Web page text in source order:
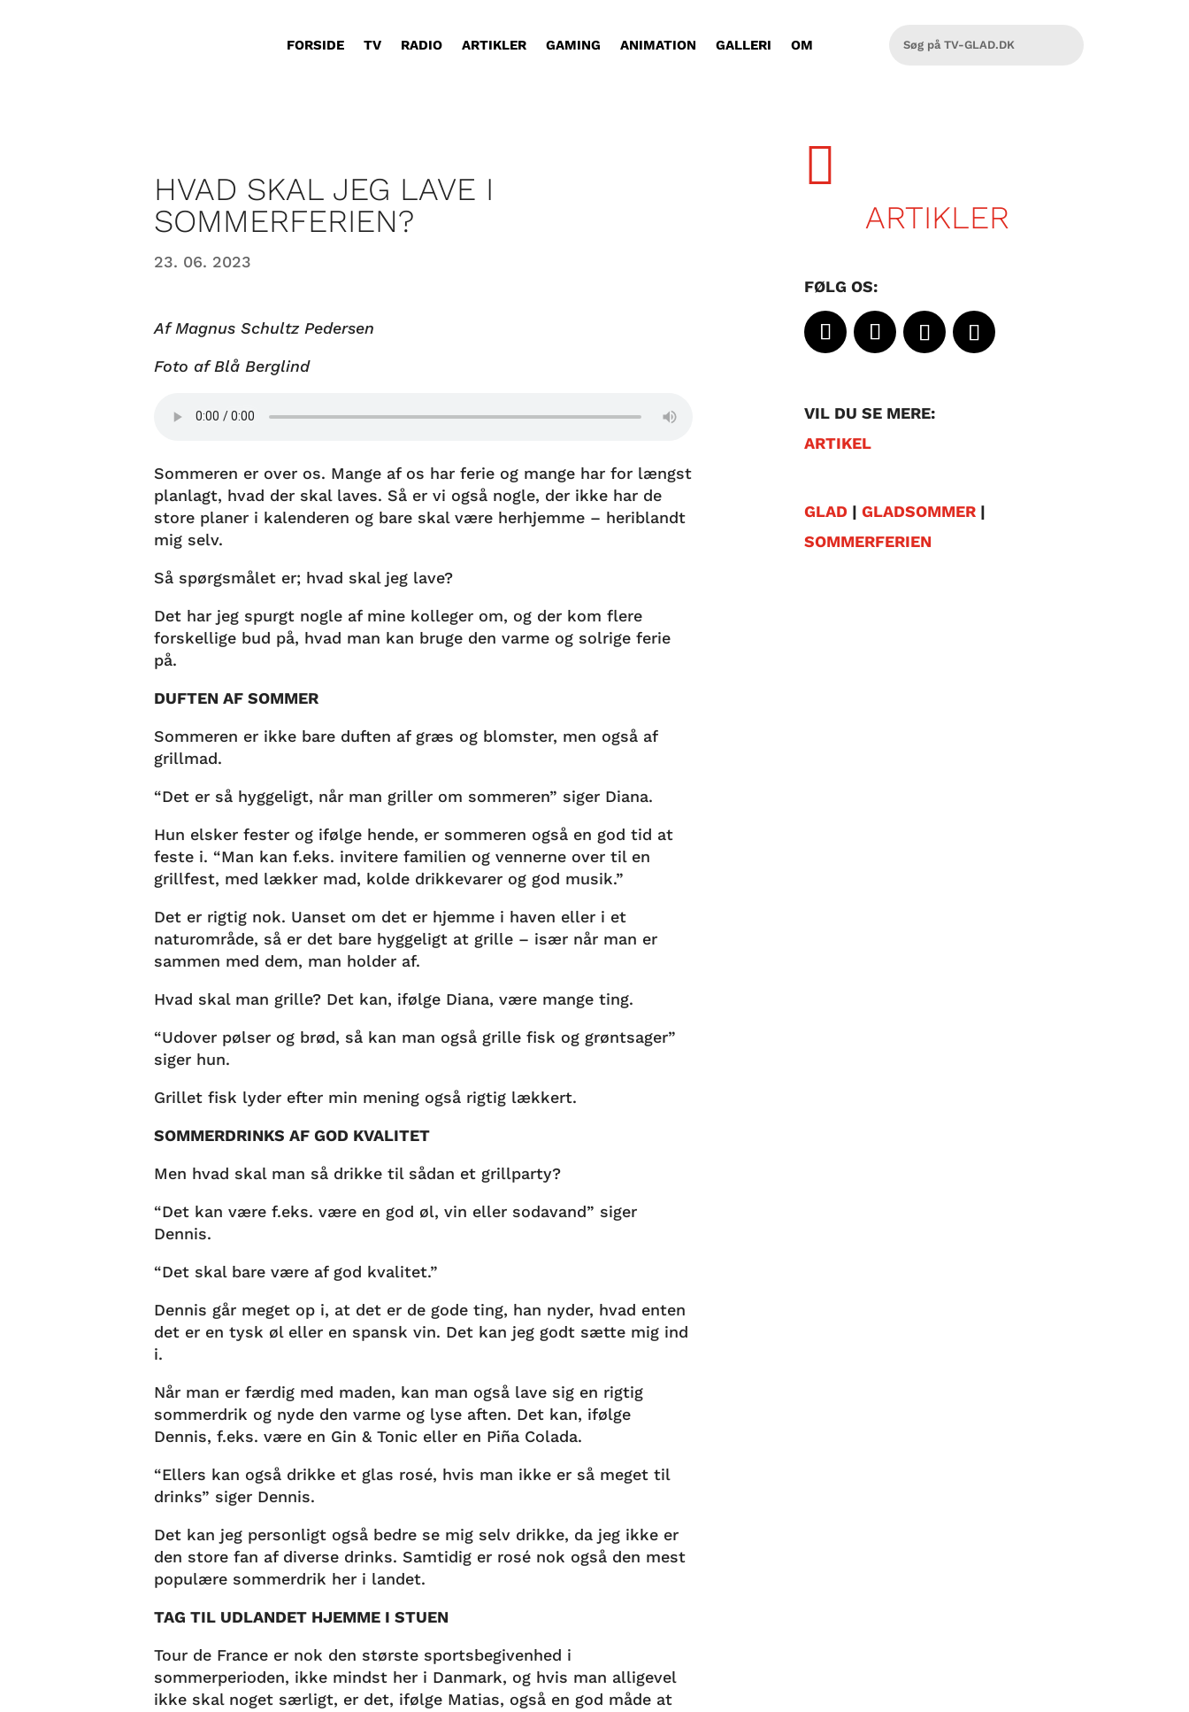
FORSIDE TV RADIO ARTIKLER GAMING ANIMATION GALLERI OM
HVAD SKAL JEG LAVE I
SOMMERFERIEN?
23. 06. 2023
Af Magnus Schultz Pedersen
Foto af Blå Berglind
Sommeren er over os. Mange af os har ferie og mange har for længst
planlagt, hvad der skal laves. Så er vi også nogle, der ikke har de
store planer i kalenderen og bare skal være herhjemme – heriblandt
mig selv.
Så spørgsmålet er; hvad skal jeg lave?
Det har jeg spurgt nogle af mine kolleger om, og der kom flere
forskellige bud på, hvad man kan bruge den varme og solrige ferie
på.
DUFTEN AF SOMMER
Sommeren er ikke bare duften af græs og blomster, men også af
grillmad.
“Det er så hyggeligt, når man griller om sommeren” siger Diana.
Hun elsker fester og ifølge hende, er sommeren også en god tid at
feste i. “Man kan f.eks. invitere familien og vennerne over til en
grillfest, med lækker mad, kolde drikkevarer og god musik.”
Det er rigtig nok. Uanset om det er hjemme i haven eller i et
naturområde, så er det bare hyggeligt at grille – især når man er
sammen med dem, man holder af.
Hvad skal man grille? Det kan, ifølge Diana, være mange ting.
“Udover pølser og brød, så kan man også grille fisk og grøntsager”
siger hun.
Grillet fisk lyder efter min mening også rigtig lækkert.
SOMMERDRINKS AF GOD KVALITET
Men hvad skal man så drikke til sådan et grillparty?
“Det kan være f.eks. være en god øl, vin eller sodavand” siger
Dennis.
“Det skal bare være af god kvalitet.”
Dennis går meget op i, at det er de gode ting, han nyder, hvad enten
det er en tysk øl eller en spansk vin. Det kan jeg godt sætte mig ind
i.
Når man er færdig med maden, kan man også lave sig en rigtig
sommerdrik og nyde den varme og lyse aften. Det kan, ifølge
Dennis, f.eks. være en Gin & Tonic eller en Piña Colada.
“Ellers kan også drikke et glas rosé, hvis man ikke er så meget til
drinks” siger Dennis.
Det kan jeg personligt også bedre se mig selv drikke, da jeg ikke er
den store fan af diverse drinks. Samtidig er rosé nok også den mest
populære sommerdrik her i landet.
TAG TIL UDLANDET HJEMME I STUEN
Tour de France er nok den største sportsbegivenhed i
sommerperioden, ikke mindst her i Danmark, og hvis man alligevel
ikke skal noget særligt, er det, ifølge Matias, også en god måde at

ARTIKLER
FØLG OS:
VIL DU SE MERE:
ARTIKEL
GLAD | GLADSOMMER|
SOMMERFERIEN